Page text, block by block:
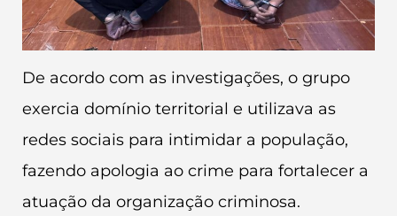
De acordo com as investigações, o grupo
exercia domínio territorial e utilizava as
redes sociais para intimidar a população,
fazendo apologia ao crime para fortalecer a
atuação da organização criminosa.